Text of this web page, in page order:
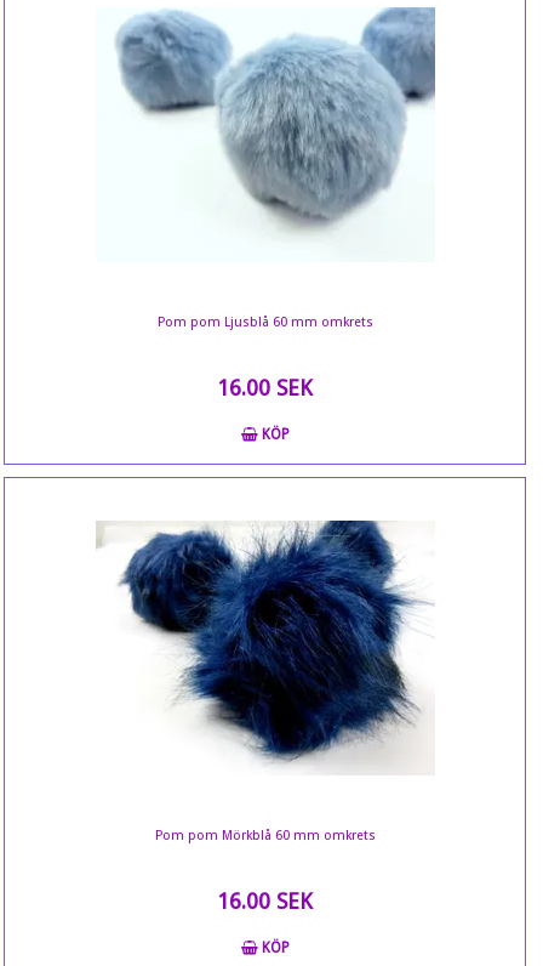
Pom pom Ljusblå 60 mm omkrets
16.00 SEK
KÖP
Pom pom Mörkblå 60 mm omkrets
16.00 SEK
KÖP